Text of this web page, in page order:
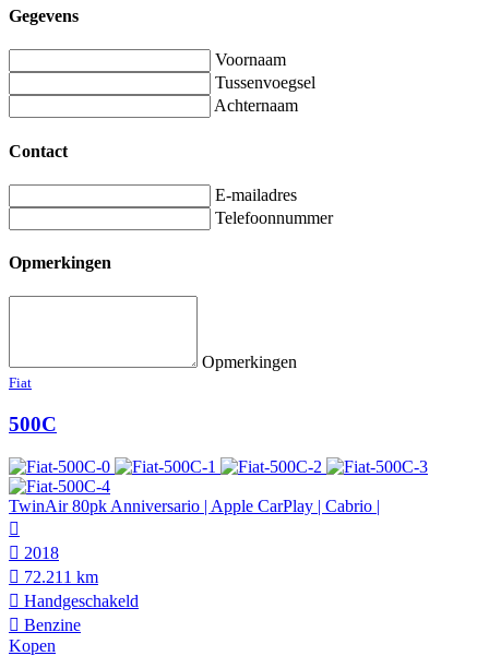
Gegevens
Voornaam
Tussenvoegsel
Achternaam
Contact
E-mailadres
Telefoonnummer
Opmerkingen
Opmerkingen
Fiat
500C
TwinAir 80pk Anniversario | Apple CarPlay | Cabrio |
2018
72.211 km
Hand­geschakeld
Benzine
Kopen